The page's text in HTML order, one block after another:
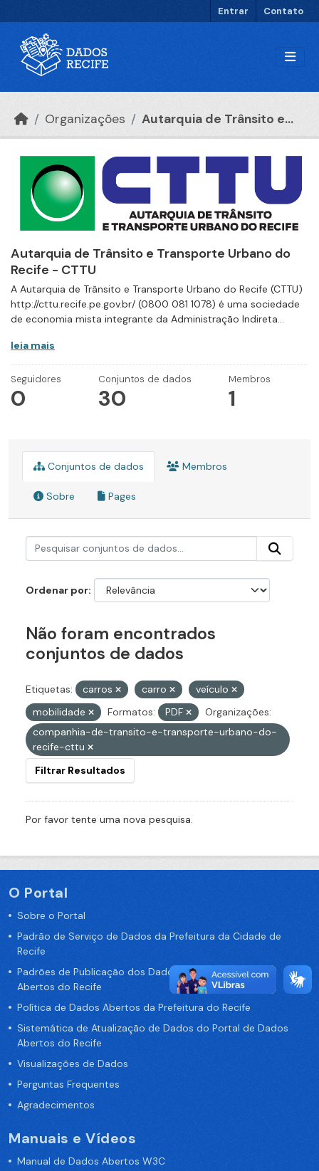
Entrar Contato
Organizações Autarquia de Trânsito e...
Autarquia de Trânsito e Transporte Urbano do
Recife - CTTU
A Autarquia de Trânsito e Transporte Urbano do Recife (CTTU)
http://cttu.recife.pe.gov.br/ (0800 081 1078) é uma sociedade
de economia mista integrante da Administração Indireta...
leia mais
Seguidores
0
Conjuntos de dados
30
Membros
1
Conjuntos de dados Membros
Sobre Pages
Ordenar por
Não foram encontrados
conjuntos de dados
Etiquetas: carros carro
veículo
mobilidade
Formatos: PDF
Organizações:
companhia-de-transito-e-transporte-urbano-do-
recife-cttu
Filtrar Resultados
Por favor tente uma nova pesquisa.
O Portal
Sobre o Portal
Padrão de Serviço de Dados da Prefeitura da Cidade de
Recife
Padrões de Publicação dos Dados no Portal de Dados
Abertos do Recife
Política de Dados Abertos da Prefeitura do Recife
Sistemática de Atualização de Dados do Portal de Dados
Abertos do Recife
Visualizações de Dados
Perguntas Frequentes
Agradecimentos
Manuais e Vídeos
Manual de Dados Abertos W3C